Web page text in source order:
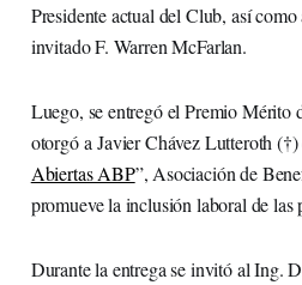
Presidente actual del Club, así
invitado F. Warren McFarlan.
Luego, se entregó el Premio Mérito
otorgó a Javier Chávez Lutteroth
Abiertas ABP”, Asociación de
promueve la inclusión laboral de las
Durante la entrega se invitó al Ing.